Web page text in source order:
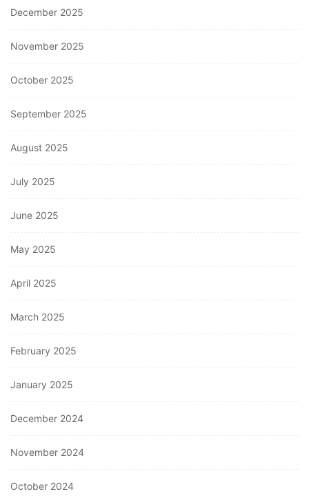
December 2025
November 2025
October 2025
September 2025
August 2025
July 2025
June 2025
May 2025
April 2025
March 2025
February 2025
January 2025
December 2024
November 2024
October 2024